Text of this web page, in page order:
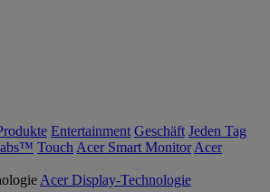
Entertainment Geschäft Jeden Tag
Touch Acer Smart Monitor Acer
Acer Display-Technologie